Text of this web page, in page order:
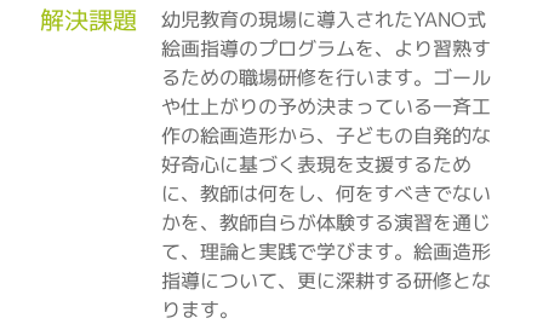
解決課題 幼児教育の現場に導入されたYANO式
絵画指導のプログラムを、より習熟す
るための職場研修を行います。ゴール
や仕上がりの予め決まっている一斉工
作の絵画造形から、子どもの自発的な
好奇心に基づく表現を支援するため
に、教師は何をし、何をすべきでない
かを、教師自らが体験する演習を通じ
て、理論と実践で学びます。絵画造形
指導について、更に深耕する研修とな
ります。